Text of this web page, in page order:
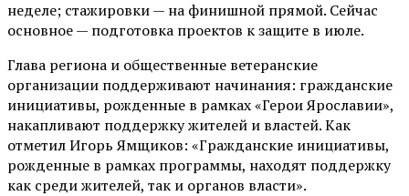
неделе; стажировки — на финишной прямой. Сейчас
основное — подготовка проектов к защите в июле.
Глава региона и общественные ветеранские
организации поддерживают начинания: гражданские
инициативы, рожденные в рамках «Герои Ярославии»,
накапливают поддержку жителей и властей. Как
отметил Игорь Ямщиков: «Гражданские инициативы,
рожденные в рамках программы, находят поддержку
как среди жителей, так и органов власти».